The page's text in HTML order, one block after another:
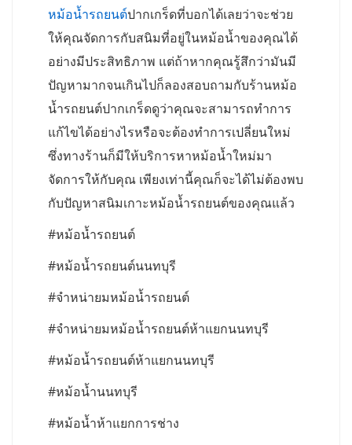
หม้อน้ำรถยนต์ปากเกร็ดที่บอกได้เลยว่าจะช่วย
ให้คุณจัดการกับสนิมที่อยู่ในหม้อน้ำของคุณได้
อย่างมีประสิทธิภาพ แต่ถ้าหากคุณรู้สึกว่ามันมี
ปัญหามากจนเกินไปก็ลองสอบถามกับร้านหม้อ
น้ำรถยนต์ปากเกร็ดดูว่าคุณจะสามารถทำการ
แก้ไขได้อย่างไรหรือจะต้องทำการเปลี่ยนใหม่
ซึ่งทางร้านก็มีให้บริการหาหม้อน้ำใหม่มา
จัดการให้กับคุณ เพียงเท่านี้คุณก็จะได้ไม่ต้องพบ
กับปัญหาสนิมเกาะหม้อน้ำรถยนต์ของคุณแล้ว
#หม้อน้ำรถยนต์
#หม้อน้ำรถยนต์นนทบุรี
#จำหน่ายมหม้อน้ำรถยนต์
#จำหน่ายมหม้อน้ำรถยนต์ห้าแยกนนทบุรี
#หม้อน้ำรถยนต์ห้าแยกนนทบุรี
#หม้อน้ำนนทบุรี
#หม้อน้ำห้าแยกการช่าง